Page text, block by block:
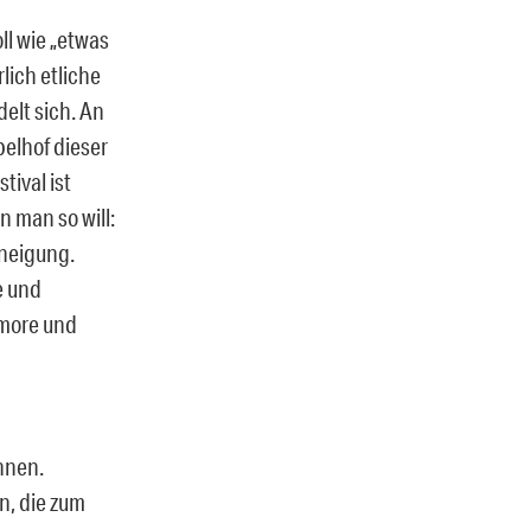
wie „etwas
etliche
sich. An
dieser
ist
man so will:
und
und
die zum